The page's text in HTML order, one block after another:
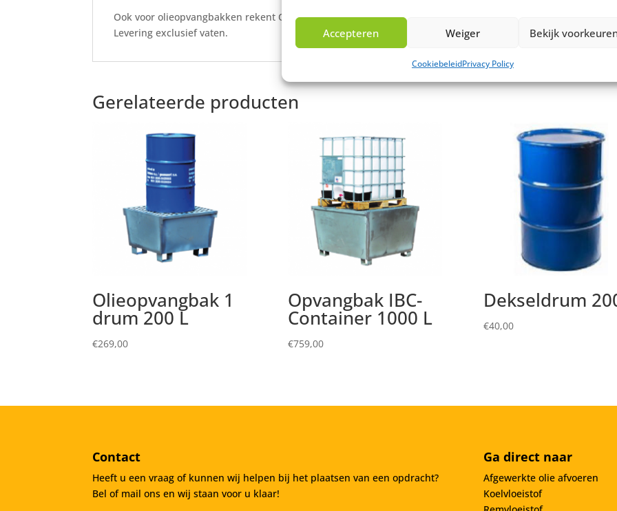
Accepteren Weiger Bekijk
CookiebeleidPrivacy Policy
Ook voor olieopvangbakken rekent Olieafval geen transportkosten! Levering binnen twee weken.
Levering exclusief vaten.
Gerelateerde producten
Olieopvangbak 1
drum 200 L
€269,00
Opvangbak IBC-
Container 1000 L
€759,00
Dekseldrum
€40,00
Contact
Heeft u een vraag of kunnen wij helpen bij het plaatsen van een opdracht?
Bel of mail ons en wij staan voor u klaar!
Ga direct naar
Afgewerkte olie afvoeren
Koelvloeistof